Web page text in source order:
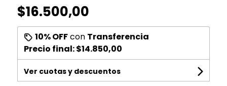
$16.500,00
10% OFFcon Transferencia
Precio final:$14.850,00
Ver cuotas y descuentos